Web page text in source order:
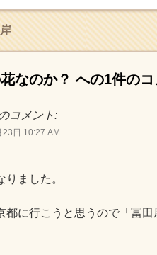
なのか？ への1件のコ
コメント:
日 10:27 AM
りました。
都に行こうと思うので「冨